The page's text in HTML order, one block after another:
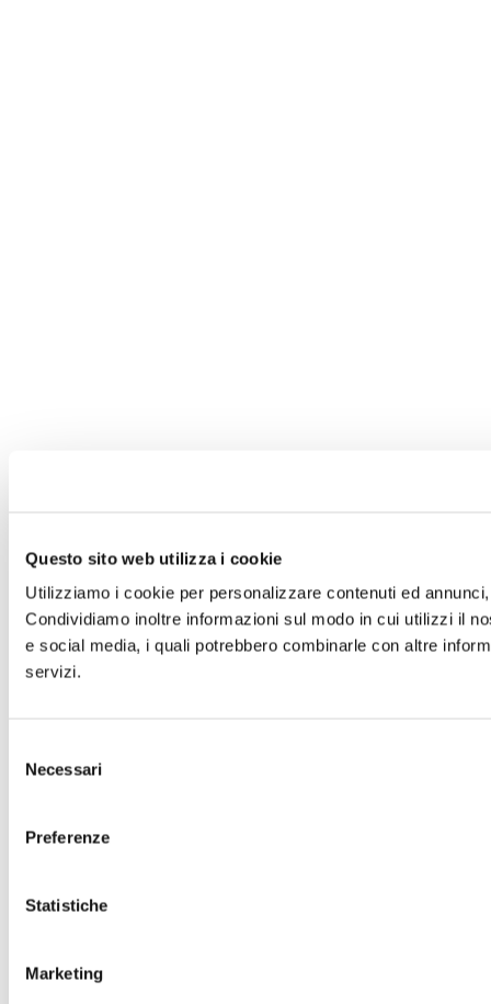
Questo sito web utilizza i cookie
Utilizziamo i cookie per personalizzare contenuti ed
Condividiamo inoltre informazioni sul modo in cui utilizzi il
e social media, i quali potrebbero combinarle con altre
servizi.
delNecessari
Preferenze
Statistiche
Marketing